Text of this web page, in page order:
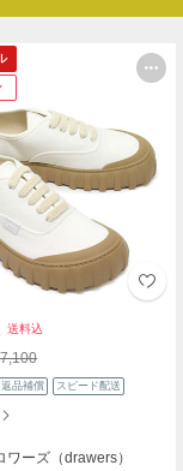
送料込
返品補償 スピード配送
ワーズ（drawers）